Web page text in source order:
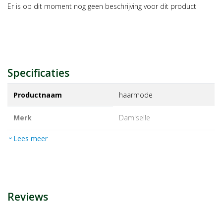
Er is op dit moment nog geen beschrijving voor dit product
Specificaties
Productnaam haarmode
Merk dam'selle
EAN
expand_more Lees meer
Reviews